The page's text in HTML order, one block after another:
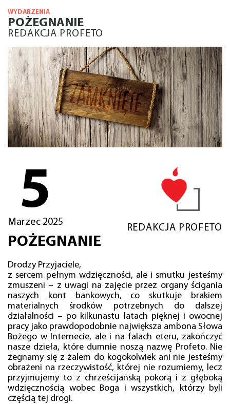
WYDARZENIA
POŻEGNANIE
REDAKCJA PROFETO
5
Marzec 2025
REDAKCJA PROFETO
POŻEGNANIE
Drodzy Przyjaciele,
z sercem pełnym wdzięczności, ale i smutku jesteśmy
zmuszeni – z uwagi na zajęcie przez organy ścigania
naszych kont bankowych, co skutkuje brakiem
materialnych środków potrzebnych do dalszej
działalności – po kilkunastu latach pięknej i owocnej
pracy jako prawdopodobnie największa ambona Słowa
Bożego w Internecie, ale i na falach eteru, zakończyć
nasze dzieła, które dumnie noszą nazwę Profeto. Nie
żegnamy się z żalem do kogokolwiek ani nie jesteśmy
obrażeni na rzeczywistość, której nie rozumiemy, lecz
przyjmujemy to z chrześcijańską pokorą i z głęboką
wdzięcznością wobec Boga i wszystkich, którzy byli
częścią tej drogi.